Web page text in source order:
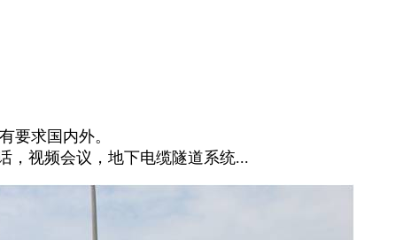
要求国内外。
视频会议，地下电缆隧道系统...